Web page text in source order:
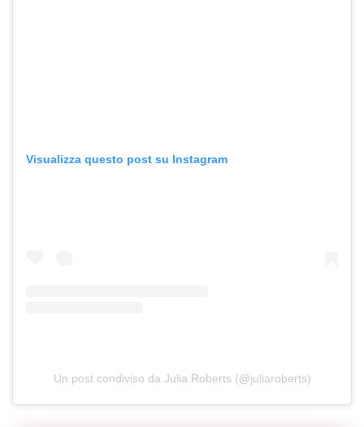
Visualizza questo post su Instagram
Un post condiviso da Julia Roberts (@juliaroberts)